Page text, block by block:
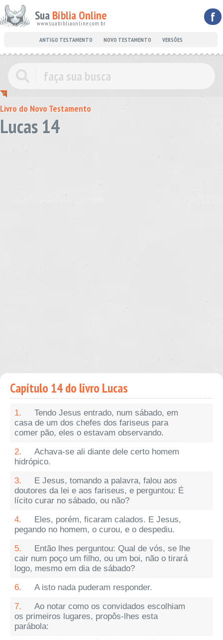
Sua Bíblia Online
www.suabibliaonline.com.br f
ANTIGO TESTAMENTO NOVO TESTAMENTO VERSÕES
Livro do Novo Testamento
Lucas 14
Capítulo 14 do livro Lucas
1.
Tendo Jesus entrado, num sábado, em
casa de um dos chefes dos fariseus para
comer pão, eles o estavam observando.
2.
Achava-se ali diante dele certo homem
hidrópico.
3.
E Jesus, tomando a palavra, falou aos
doutores da lei e aos fariseus, e perguntou: É
lícito curar no sábado, ou não?
4.
Eles, porém, ficaram calados. E Jesus,
pegando no homem, o curou, e o despediu.
5.
Então lhes perguntou: Qual de vós, se lhe
cair num poço um filho, ou um boi, não o tirará
logo, mesmo em dia de sábado?
6.
A isto nada puderam responder.
7.
Ao notar como os convidados escolhiam
os primeiros lugares, propôs-lhes esta
parábola: